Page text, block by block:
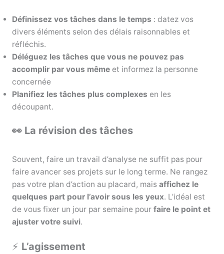
Définissez vos tâches dans le temps : datez vos
divers éléments selon des délais raisonnables et
réfléchis.
Déléguez les tâches que vous ne pouvez pas
accomplir par vous même et informez la personne
concernée
Planifiez les tâches plus complexes en les
découpant.
👀 La révision des tâches
Souvent, faire un travail d’analyse ne suffit pas pour
faire avancer ses projets sur le long terme. Ne rangez
pas votre plan d’action au placard, mais affichez le
quelques part pour l’avoir sous les yeux. L’idéal est
de vous fixer un jour par semaine pour faire le point et
ajuster votre suivi.
⚡ L’agissement